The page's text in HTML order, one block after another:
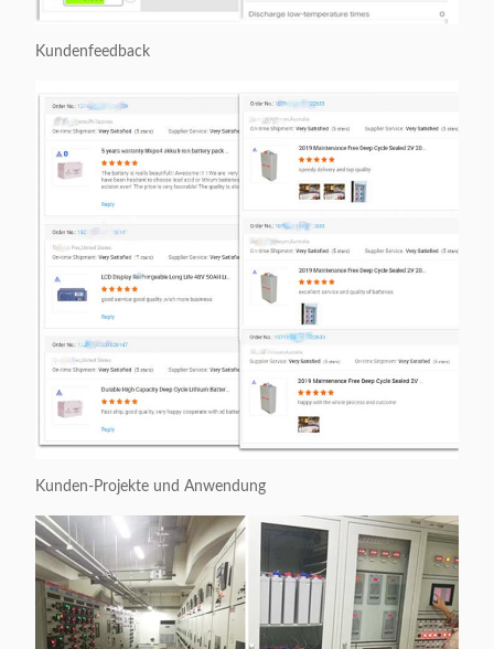
Kundenfeedback
Kunden-Projekte und Anwendung